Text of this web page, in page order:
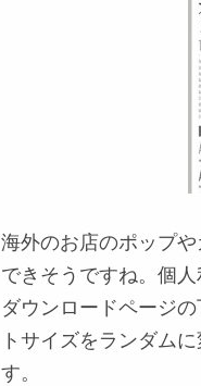
海外のお店のポップ
できそうですね。個人
ダウンロードページ
トサイズをランダム
す。